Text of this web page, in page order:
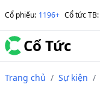
Cổ phiếu: 1196+ Cổ tức TB:
Cổ Tức
Trang chủ / Sự kiện /